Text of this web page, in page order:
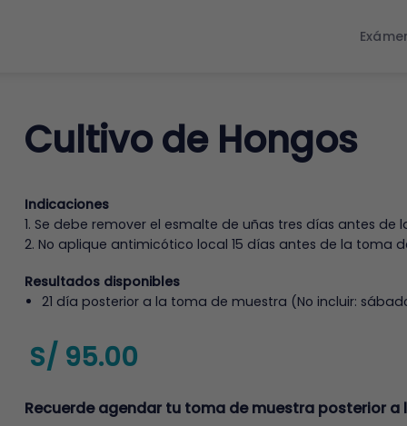
Cultivo de Hongos
Indicaciones
1. Se debe remover el esmalte de uñas tres días antes
2. No aplique antimicótico local 15 días antes de la toma
Resultados disponibles
21 día posterior a la toma de muestra (No incluir:
S/ 95.00
Recuerde agendar tu toma de muestra posterior a